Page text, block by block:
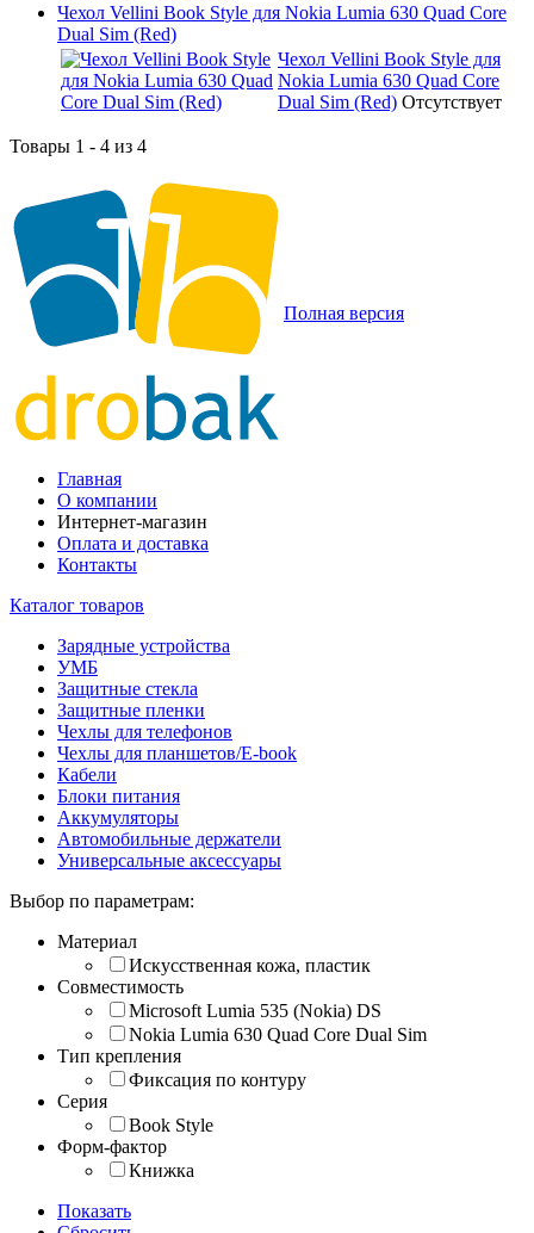
Чехол Vellini Book Style для Nokia Lumia 630 Quad Core
Dual Sim (Red)
Чехол Vellini Book Style для
Nokia Lumia 630 Quad Core
Dual Sim (Red) Отсутствует
Товары 1 - 4 из 4
Полная версия
Главная
О компании
Интернет-магазин
Оплата и доставка
Контакты
Каталог товаров
Зарядные устройства
УМБ
Защитные стекла
Защитные пленки
Чехлы для телефонов
Чехлы для планшетов/E-book
Кабели
Блоки питания
Аккумуляторы
Автомобильные держатели
Универсальные аксессуары
Выбор по параметрам:
Материал
Искусственная кожа, пластик
Совместимость
Microsoft Lumia 535 (Nokia) DS
Nokia Lumia 630 Quad Core Dual Sim
Тип крепления
Фиксация по контуру
Серия
Book Style
Форм-фактор
Книжка
Показать